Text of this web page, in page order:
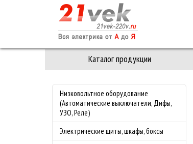
Каталог продукции
Низковольтное оборудование
(Автоматические выключатели, Дифы,
УЗО, Реле)
Электрические щиты, шкафы, боксы